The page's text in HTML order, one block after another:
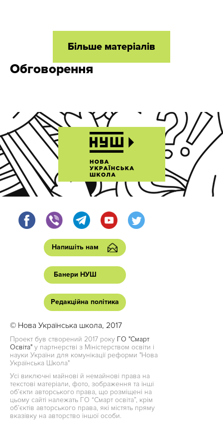
Більше матеріалів
Обговорення
Напишіть нам
Банери НУШ
Редакційна політика
© Нова Українська школа, 2017
Проект був створений 2017 року ГО "Смарт
Освіта" у партнерстві з Міністерством освіти і
науки України для комунікації реформи "Нова
Українська Школа"
Усі виключні майнові й немайнові права на
текстові матеріали, фото, зображення та інші
об’єкти авторського права, що розміщені на
цьому сайті належать ГО “Смарт освіта”, крім
об’єктів авторського права, які містять пряму
вказівку на авторство іншої особи.